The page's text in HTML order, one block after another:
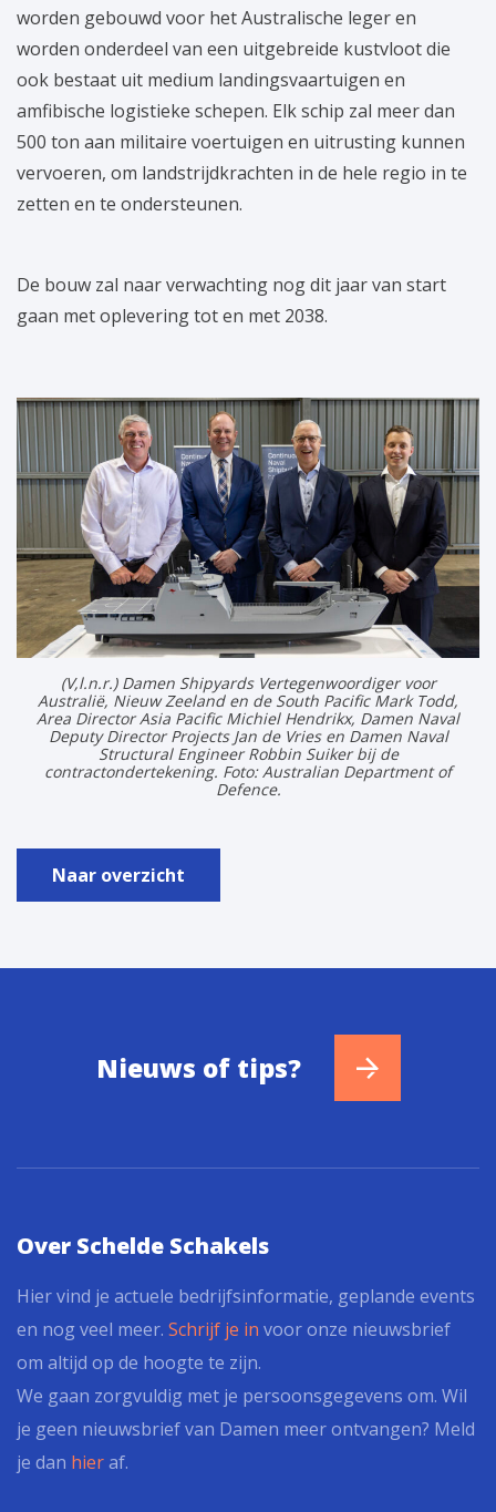
worden gebouwd voor het Australische leger en
worden onderdeel van een uitgebreide kustvloot die
ook bestaat uit medium landingsvaartuigen en
amfibische logistieke schepen. Elk schip zal meer dan
500 ton aan militaire voertuigen en uitrusting kunnen
vervoeren, om landstrijdkrachten in de hele regio in te
zetten en te ondersteunen.
De bouw zal naar verwachting nog dit jaar van start
gaan met oplevering tot en met 2038.
(V,l.n.r.) Damen Shipyards Vertegenwoordiger voor
Australië, Nieuw Zeeland en de South Pacific Mark Todd,
Area Director Asia Pacific Michiel Hendrikx, Damen Naval
Deputy Director Projects Jan de Vries en Damen Naval
Structural Engineer Robbin Suiker bij de
contractondertekening. Foto: Australian Department of
Defence.
Naar overzicht
Nieuws of tips?
Over Schelde Schakels
Hier vind je actuele bedrijfsinformatie, geplande events
en nog veel meer. Schrijf je in voor onze nieuwsbrief
om altijd op de hoogte te zijn.
We gaan zorgvuldig met je persoonsgegevens om. Wil
je geen nieuwsbrief van Damen meer ontvangen? Meld
je dan hieraf.